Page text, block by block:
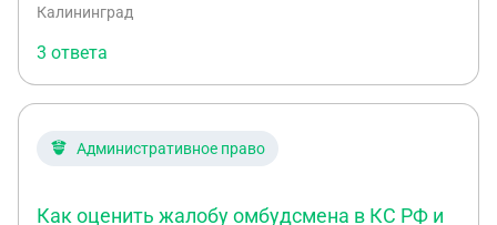
Калининград
3 ответа
Административное право
Как оценить жалобу омбудсмена в КС РФ и